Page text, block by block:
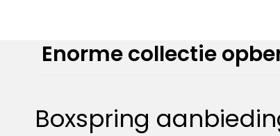
Enorme collectie
Boxspring